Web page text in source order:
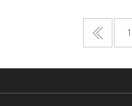
1